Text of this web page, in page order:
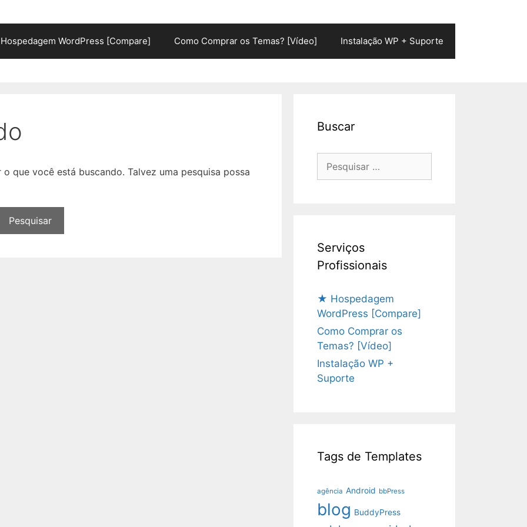
WordPress [Compare] Como Comprar os Temas? [Vídeo] Instalação WP + Suporte
que você está buscando. Talvez uma pesquisa possa
Buscar
Serviços
Profissionais
★ Hospedagem
WordPress [Compare]
Como Comprar os
Temas? [Vídeo]
Instalação WP +
Suporte
Tags de Templates
agência Android bbPress
blog BuddyPress